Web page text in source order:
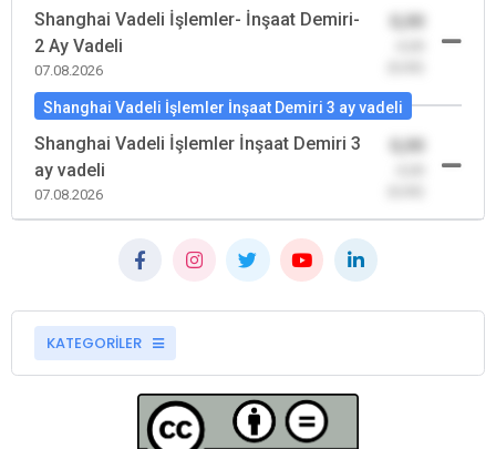
Shanghai Vadeli İşlemler- İnşaat Demiri-
2 Ay Vadeli
07.08.2026
Shanghai Vadeli İşlemler İnşaat Demiri 3 ay vadeli
Shanghai Vadeli İşlemler İnşaat Demiri 3
ay vadeli
07.08.2026
KATEGORİLER